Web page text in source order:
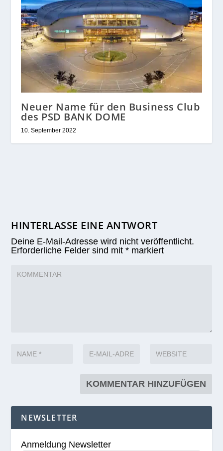
Neuer Name für den Business Club
des PSD BANK DOME
10. September 2022
HINTERLASSE EINE ANTWORT
Deine E-Mail-Adresse wird nicht veröffentlicht.
Erforderliche Felder sind mit* markiert
NEWSLETTER
Anmeldung Newsletter